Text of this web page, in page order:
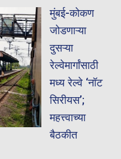
मुंबई-कोकण
जोडणाऱ्या
दुसऱ्या
रेल्वेमार्गांसाठी
मध्य रेल्वे ‘नॉट
सिरीयस’;
महत्त्वाच्या
बैठकीत